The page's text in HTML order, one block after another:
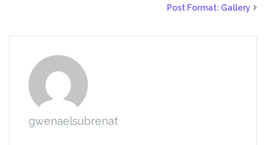
Post Format: Gallery
gwenaelsubrenat